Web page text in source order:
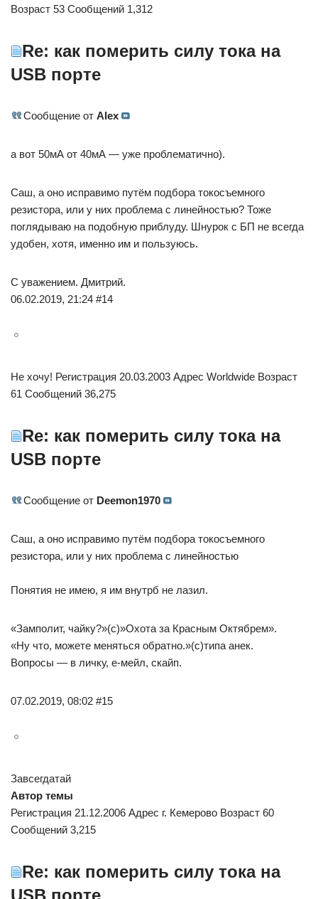
Возраст 53 Сообщений 1,312
Re: как померить силу тока на
USB порте
Сообщение от Alex
а вот 50мА от 40мА — уже проблематично).
Саш, а оно исправимо путём подбора токосъемного
резистора, или у них проблема с линейностью? Тоже
поглядываю на подобную приблуду. Шнурок с БП не всегда
удобен, хотя, именно им и пользуюсь.
С уважением. Дмитрий.
06.02.2019, 21:24 #14
Не хочу! Регистрация 20.03.2003 Адрес Worldwide Возраст
61 Сообщений 36,275
Re: как померить силу тока на
USB порте
Сообщение от Deemon1970
Саш, а оно исправимо путём подбора токосъемного
резистора, или у них проблема с линейностью
Понятия не имею, я им внутрб не лазил.
«Замполит, чайку?»(с)»Охота за Красным Октябрем».
«Ну что, можете меняться обратно.»(с)типа анек.
Вопросы — в личку, е-мейл, скайп.
07.02.2019, 08:02 #15
Завсегдатай
Автор темы
Регистрация 21.12.2006 Адрес г. Кемерово Возраст 60
Сообщений 3,215
Re: как померить силу тока на
USB порте